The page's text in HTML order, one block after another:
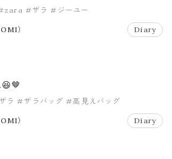
#ザラ #ジーユー
） Diary
ラ #ザラバッグ #高見えバッグ
） Diary